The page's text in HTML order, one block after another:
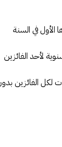
في السنة
19 ولم يعد بإمكانه منح العمرة السنوية لأحد الفائزين
لكل الفائزين